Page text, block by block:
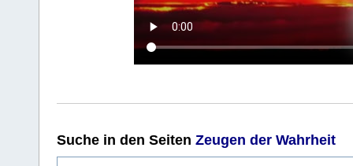
Suche in den Seiten Zeugen der Wahrheit